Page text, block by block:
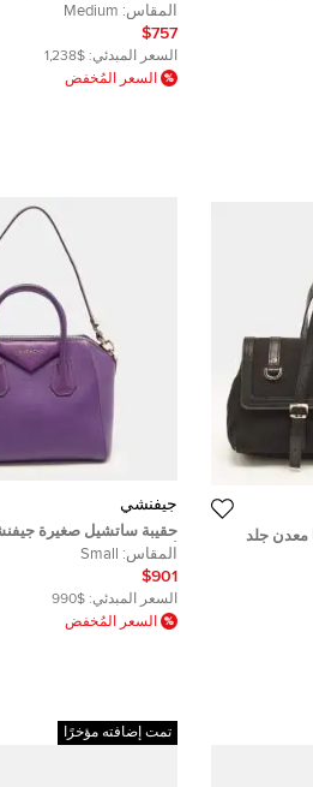
البحرية
المقاس: Medium
$757
السعر المبدئي: $1,238
السعر المُخفض
معدن جلد
جيفنشي
حقيبة ساتشيل صغيرة
أسود
المقاس: Small
$901
السعر المبدئي: $990
السعر المُخفض
تمت إضافته مؤخرًا